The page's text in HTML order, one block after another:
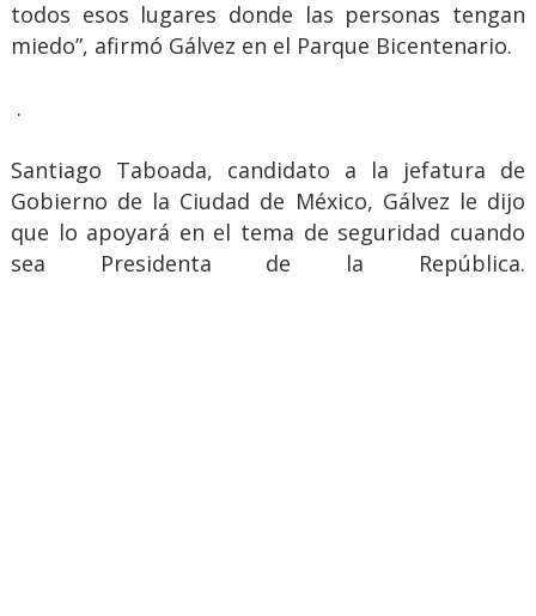
todos esos lugares donde las personas tengan
miedo”, afirmó Gálvez en el Parque Bicentenario.
.
Santiago Taboada, candidato a la jefatura de
Gobierno de la Ciudad de México, Gálvez le dijo
que lo apoyará en el tema de seguridad cuando
sea Presidenta de la República.